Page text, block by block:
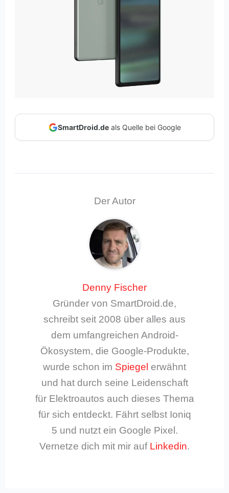
SmartDroid.deals Quelle bei Google
Der Autor
Denny Fischer
Gründer von SmartDroid.de,
schreibt seit 2008 über alles aus
dem umfangreichen Android-
Ökosystem, die Google-Produkte,
wurde schon im Spiegel erwähnt
und hat durch seine Leidenschaft
für Elektroautos auch dieses Thema
für sich entdeckt. Fährt selbst Ioniq
5 und nutzt ein Google Pixel.
Vernetze dich mit mir auf Linkedin.